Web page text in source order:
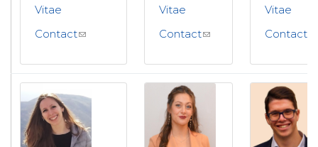
Vitae
Contact
Vitae
Contact
Vitae
Contact